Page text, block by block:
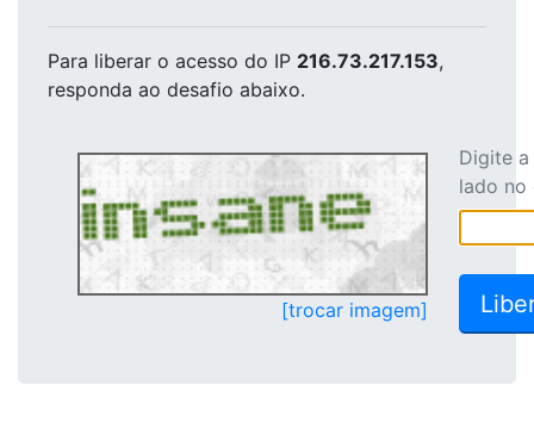
Para liberar o acesso do IP 216.73.217.153,
responda ao desafio abaixo.
[trocar imagem]
Digite
lado no